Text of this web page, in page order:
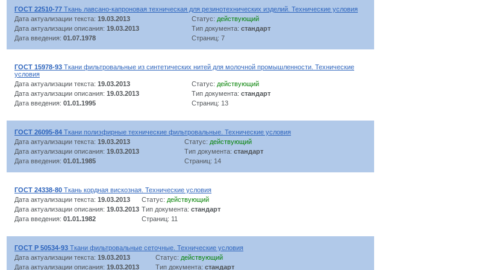
ГОСТ 22510-77 Ткань лавсано-капроновая техническая для резинотехнических изделий. Технические условия
Дата актуализации текста: 19.03.2013 Статус: действующий
Дата актуализации описания: 19.03.2013 Тип документа: стандарт
Дата введения: 01.07.1978 Страниц: 7
ГОСТ 15978-93 Ткани фильтровальные из синтетических нитей для молочной промышленности. Технические
условия
Дата актуализации текста: 19.03.2013 Статус: действующий
Дата актуализации описания: 19.03.2013 Тип документа: стандарт
Дата введения: 01.01.1995 Страниц: 13
ГОСТ 26095-84 Ткани полиэфирные технические фильтровальные. Технические условия
Дата актуализации текста: 19.03.2013 Статус: действующий
Дата актуализации описания: 19.03.2013 Тип документа: стандарт
Дата введения: 01.01.1985 Страниц: 14
ГОСТ 24338-80 Ткань кордная вискозная. Технические условия
Дата актуализации текста: 19.03.2013 Статус: действующий
Дата актуализации описания: 19.03.2013 Тип документа: стандарт
Дата введения: 01.01.1982 Страниц: 11
ГОСТ Р 50534-93 Ткани фильтровальные сеточные. Технические условия
Дата актуализации текста: 19.03.2013 Статус: действующий
Дата актуализации описания: 19.03.2013 Тип документа: стандарт